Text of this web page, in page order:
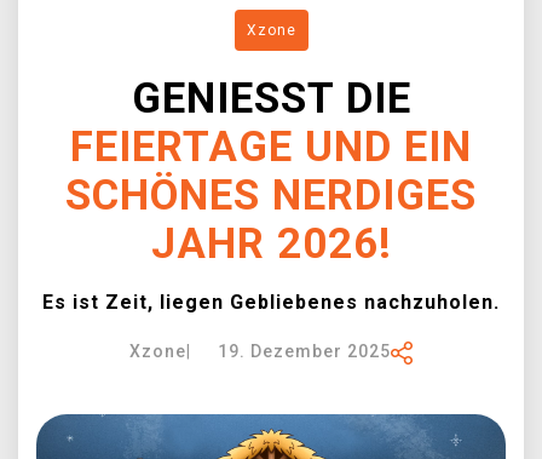
XZONE CLUB
Xzone
GENIESST DIE F
EIERTAGE UND EIN S
CHÖNES NERDIGES J
AHR 2026!
Es ist Zeit, liegen Gebliebenes nachzuholen.
Xzone 19. Dezember 2025